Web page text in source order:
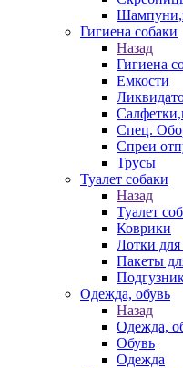
Гигиена собаки
Назад
Гигиена
Емкости
Спец.
Спреи
Трусы
Туалет собаки
Назад
Туалет
Коврики
Лотки для
Пакеты
Одежда, обувь
Назад
Одежда,
Обувь
Одежда